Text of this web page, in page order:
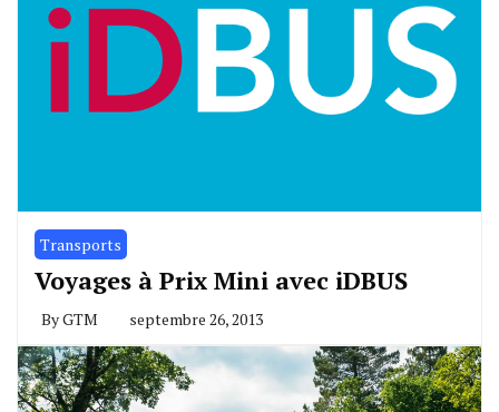
Transports
Voyages à Prix Mini avec iDBUS
ByGTM septembre 26, 2013